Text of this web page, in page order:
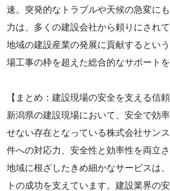
速。突発的なトラブルや天候の急変に
力は、多くの建設会社から頼りにされ
地域の建設産業の発展に貢献するとい
場工事の枠を超えた総合的なサポートを
【まとめ：建設現場の安全を支える信
新潟県の建設現場において、安全で効
せない存在となっている株式会社サン
件への対応力、安全性と効率性を両立
地域に根ざしたきめ細かなサービスは
トの成功を支えています。建設業界の